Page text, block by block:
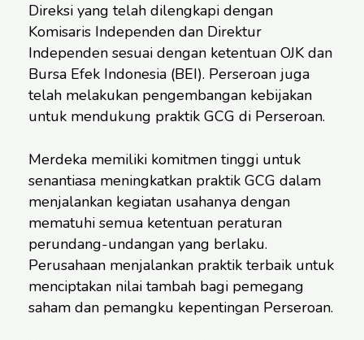
Direksi yang telah dilengkapi dengan
Komisaris Independen dan Direktur
Independen sesuai dengan ketentuan OJK dan
Bursa Efek Indonesia (BEI). Perseroan juga
telah melakukan pengembangan kebijakan
untuk mendukung praktik GCG di Perseroan.
Merdeka memiliki komitmen tinggi untuk
senantiasa meningkatkan praktik GCG dalam
menjalankan kegiatan usahanya dengan
mematuhi semua ketentuan peraturan
perundang-undangan yang berlaku.
Perusahaan menjalankan praktik terbaik untuk
menciptakan nilai tambah bagi pemegang
saham dan pemangku kepentingan Perseroan.